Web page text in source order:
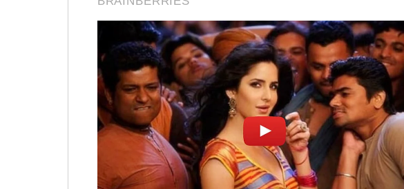
dan tidak terapung jauh," kata Retno.